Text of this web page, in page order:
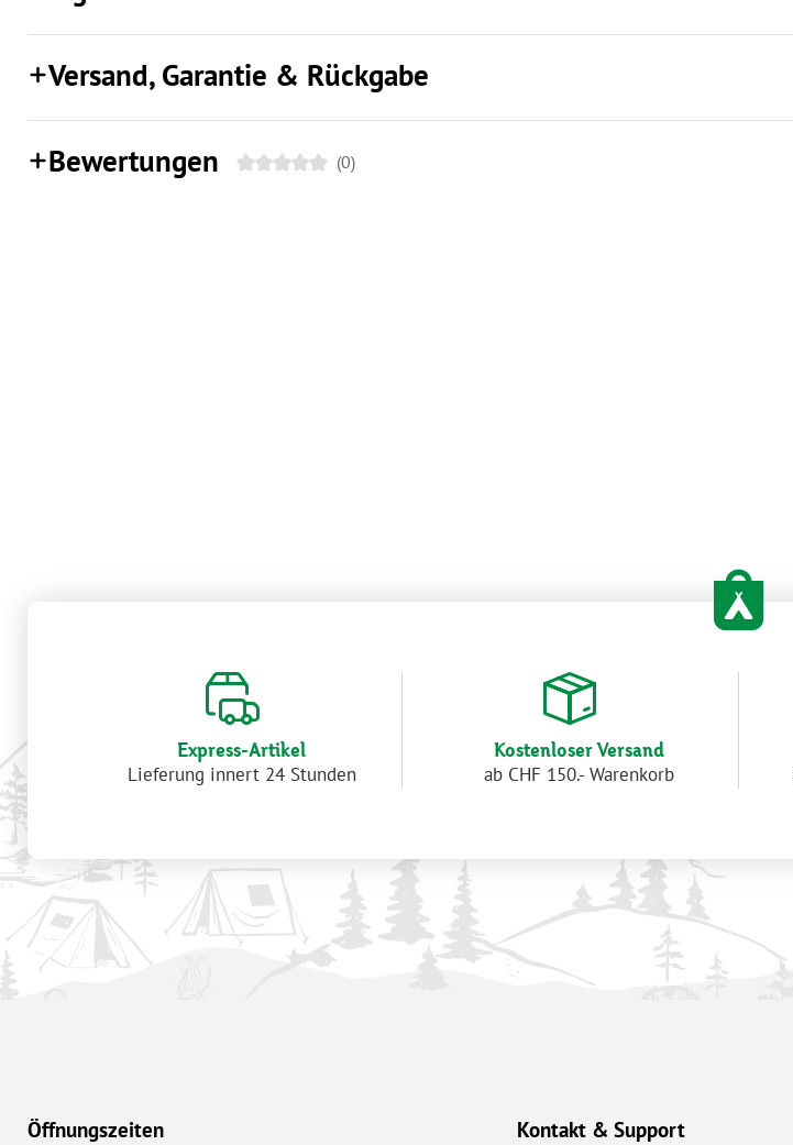
Versand, Garantie & Rückgabe
Bewertungen (0)
Express-Artikel
Lieferung innert 24 Stunden
Kostenloser Versand
ab CHF 150.- Warenkorb
Öffnungszeiten Kontakt & Support